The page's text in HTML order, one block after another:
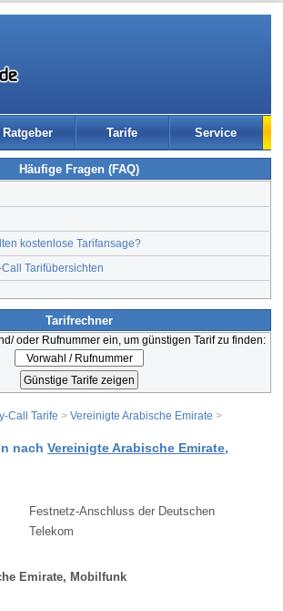
Ratgeber Tarife Service
Häufige Fragen (FAQ)
kostenlose Tarifansage?
Tarifübersichten
Tarifrechner
oder Rufnummer ein, um günstigen Tarif zu finden:
Call Tarife > Vereinigte Arabische Emirate >
nach Vereinigte Arabische Emirate,
Festnetz-Anschluss der Deutschen
Telekom
Emirate, Mobilfunk